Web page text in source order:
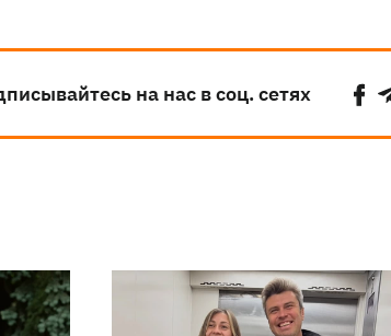
на нас в соц. сетях